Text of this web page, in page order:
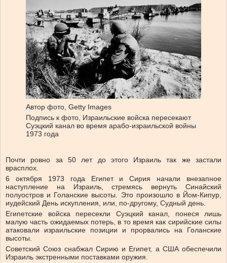
Автор фото, Getty Images
Подпись к фото, Израильские войска пересекают
Суэцкий канал во время арабо-израильской войны
1973 года
Почти ровно за 50 лет до этого Израиль так же застали
врасплох.
6 октября 1973 года Египет и Сирия начали внезапное
наступление на Израиль, стремясь вернуть Синайский
полуостров и Голанские высоты. Это произошло в Йом-Кипур,
иудейский День искупления, или, по-другому, Судный день.
Египетские войска пересекли Суэцкий канал, понеся лишь
малую часть ожидаемых потерь, в то время как сирийские силы
атаковали израильские позиции и прорвались на Голанские
высоты.
Советский Союз снабжал Сирию и Египет, а США обеспечили
Израиль экстренными поставками оружия.